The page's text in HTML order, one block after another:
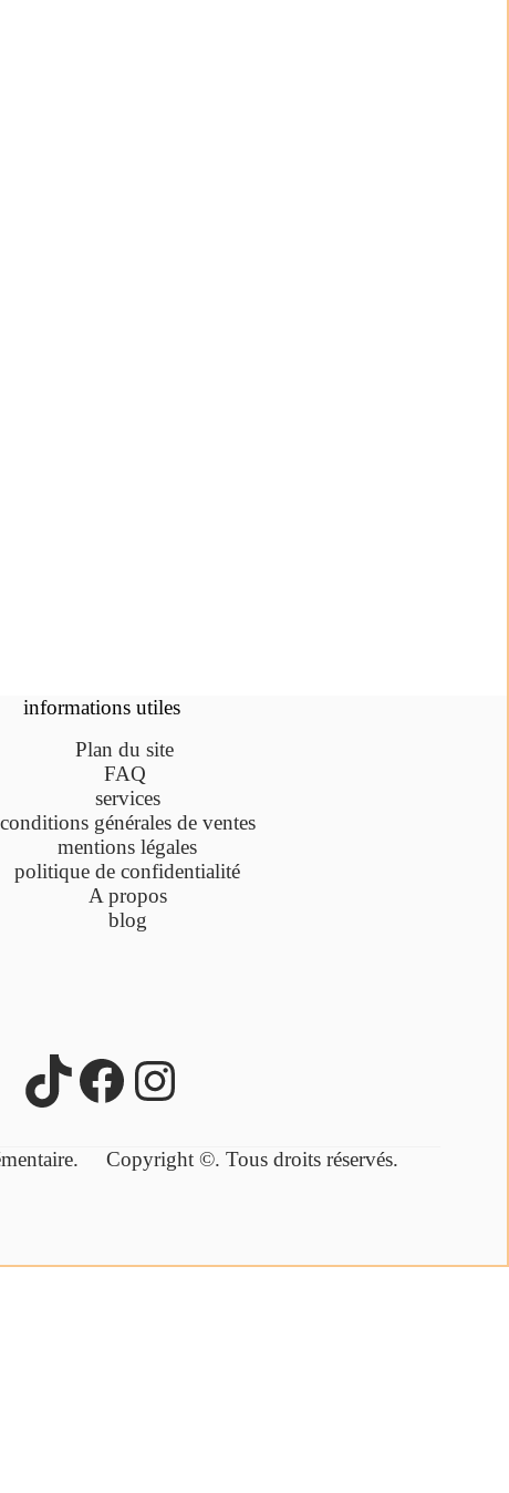
informations utiles
Plan du site
FAQ
services
conditions générales de ventes
mentions légales
politique de confidentialité
A propos
blog
Copyright ©. Tous droits réservés.